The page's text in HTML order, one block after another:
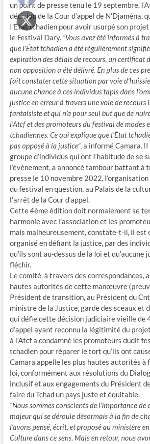
un point de presse tenu le 19 septembre,
décision de la Cour d’appel de N’Djaména,
I’État tchadien pour avoir usurpé son
le Festival Dary. “Vous avez été informés à
que l’État tchadien a été régulièrement signifié
expiration des délais de recours, un certificat
non opposition a été délivré. En plus de ces
fait constater cette situation par voie
aucune chance à ces individus tapis dans
justice en erreur à travers une voie de recours
fantaisiste et qui n’a pour seul but que de
l’Atcf et des promoteurs du festival de modes
tchadiennes. Ce qui explique que l’État
pas opposé à la justice”, a informé Camara. Il
groupe d’individus qui ont l’habitude de se
l’évènement, a annoncé tambour battant à
presse le 10 novembre 2022,
du festival en question, au Palais de la
l’arrêt de la Cour d’appel.
Cette 4ème édition doit normalement se
harmonie avec l’association et les
mais malheureusement, constate-t-il, il est
organisé en défiant la justice, par des
qu’ils sont au-dessus de la loi et qu’aucune
fléchir.
Le comité, à travers des correspondances,
hautes autorités de cette manœuvre
Président de transition, au Président du
ministre de la Justice, garde des sceaux et
qui défie cette décision judiciaire vieille de
d’appel ayant reconnu la légitimité du
à l’Atcf a condamné les promoteurs dudit
tchadien pour réparer le tort qu’ils ont
Camara appelle les plus hautes autorités à
loi, conformément aux résolutions du
inclusif et aux engagements du Président
faire du Tchad un pays juste et équitable.
“Nous sommes conscients de l’importance de
majeur qui se déroule désormais à la fin de
l’avons pensé, écrit, et proposé au ministère
Culture dans ce sens. Mais en retour, nous